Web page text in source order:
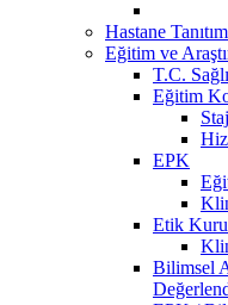
Hastane
Eğitim ve
T.C.
Eğitim
EPK
Etik
Bilimsel